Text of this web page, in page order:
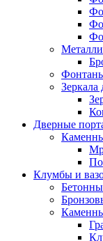
Зеркала
Дверные
Клумбы и